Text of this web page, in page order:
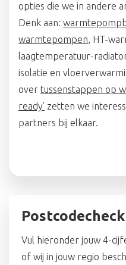
opties die we in andere
Denk aan:
warmtepompen, HT-
laagtemperatuur-
isolatie en
over tussenstappen op
ready’ zetten we
partners bij elkaar.
Postcodecheck
Vul hieronder jouw 4-
of wij in jouw regio